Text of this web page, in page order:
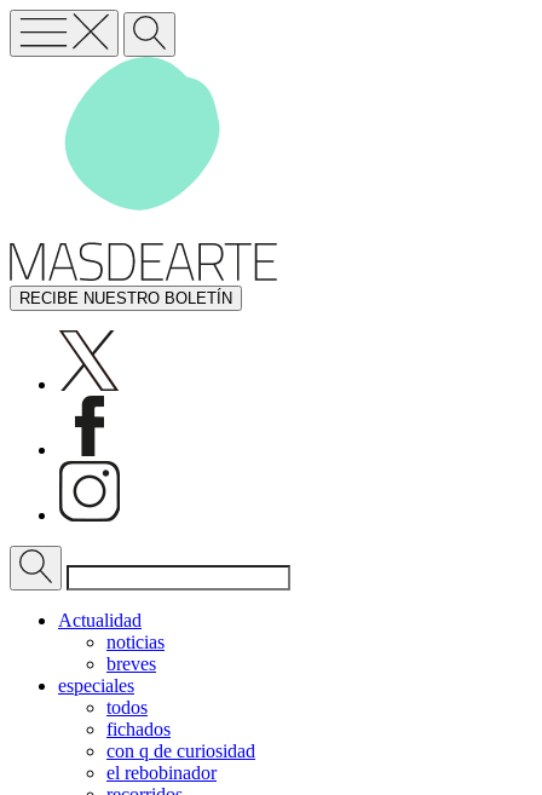
RECIBE NUESTRO BOLETÍN
Actualidad
noticias
breves
especiales
todos
fichados
con q de curiosidad
el rebobinador